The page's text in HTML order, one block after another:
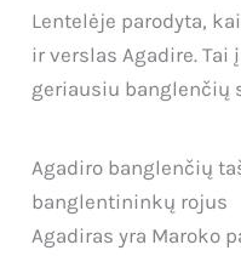
Lentelėje parodyta,
ir verslas Agadire. Tai
geriausiu banglenčių
Agadiro banglenčių
banglentininkų rojus
Agadiras yra Maroko